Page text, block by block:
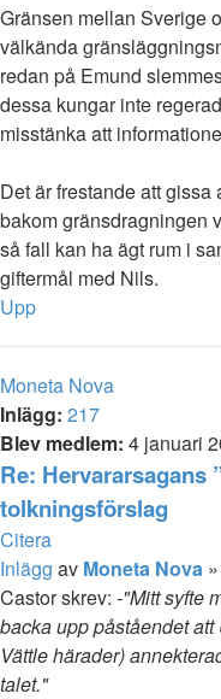
Gränsen mellan Sverige
välkända
redan på Emund
dessa kungar inte
misstänka att
Det är frestande att
bakom gränsdragningen
så fall kan ha ägt rum i
giftermål med Nils.
Upp
Moneta Nova
Inlägg: 217
Blev medlem: 4 januari
Re: Hervararsagans
tolkningsförslag
Citera
Inlägg av Moneta Nova »
Castor skrev: -"Mitt syfte
backa upp påståendet
Vättle härader)
talet."